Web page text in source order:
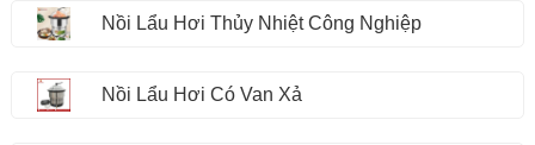
Nồi Lẩu Hơi Thủy Nhiệt Công Nghiệp
Nồi Lẩu Hơi Có Van Xả